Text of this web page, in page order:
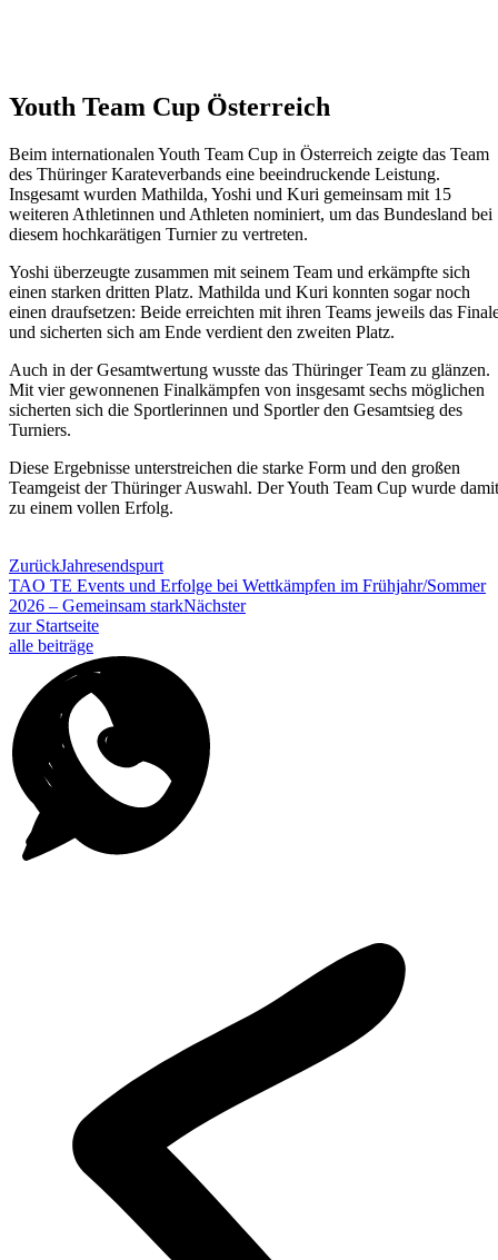
Youth Team Cup Österreich
Beim internationalen Youth Team Cup in Österreich zeigte das Team
des Thüringer Karateverbands eine beeindruckende Leistung.
Insgesamt wurden Mathilda, Yoshi und Kuri gemeinsam mit 15
weiteren Athletinnen und Athleten nominiert, um das Bundesland bei
diesem hochkarätigen Turnier zu vertreten.
Yoshi überzeugte zusammen mit seinem Team und erkämpfte sich
einen starken dritten Platz. Mathilda und Kuri konnten sogar noch
einen draufsetzen: Beide erreichten mit ihren Teams jeweils das
und sicherten sich am Ende verdient den zweiten Platz.
Auch in der Gesamtwertung wusste das Thüringer Team zu glänzen.
Mit vier gewonnenen Finalkämpfen von insgesamt sechs möglichen
sicherten sich die Sportlerinnen und Sportler den Gesamtsieg des
Turniers.
Diese Ergebnisse unterstreichen die starke Form und den großen
Teamgeist der Thüringer Auswahl. Der Youth Team Cup wurde damit
zu einem vollen Erfolg.
ZurückJahresendspurt
TAO TE Events und Erfolge bei Wettkämpfen im Frühjahr/Sommer
2026 – Gemeinsam starkNächster
zur Startseite
alle beiträge